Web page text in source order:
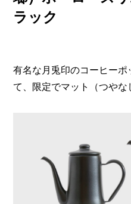
ラック
有名な月兎印のコーヒー
て、限定でマット（つやな